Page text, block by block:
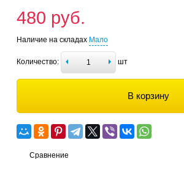
480 руб.
Наличие на складах Мало
Количество: шт
В корзину
Сравнение